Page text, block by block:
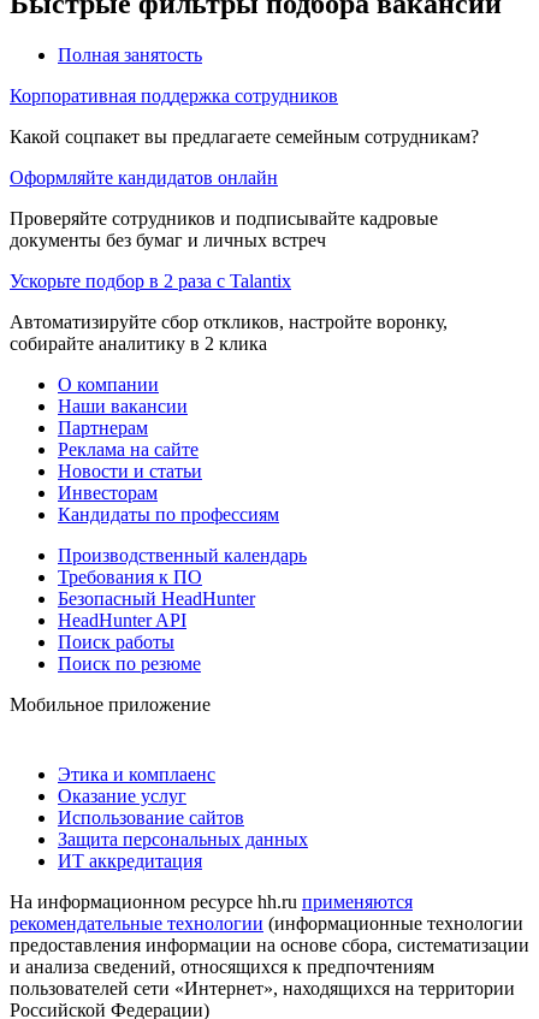
Полная занятость
Корпоративная поддержка сотрудников
Какой соцпакет вы предлагаете семейным сотрудникам?
Оформляйте кандидатов онлайн
Проверяйте сотрудников и подписывайте кадровые
документы без бумаг и личных встреч
Ускорьте подбор в 2 раза с Talantix
Автоматизируйте сбор откликов, настройте воронку,
собирайте аналитику в 2 клика
О компании
Наши вакансии
Партнерам
Реклама на сайте
Новости и статьи
Инвесторам
Кандидаты по профессиям
Производственный календарь
Требования к ПО
Безопасный HeadHunter
HeadHunter API
Поиск работы
Поиск по резюме
Мобильное приложение
Этика и комплаенс
Оказание услуг
Использование сайтов
Защита персональных данных
ИТ аккредитация
На информационном ресурсе hh.ru применяются
рекомендательные технологии (информационные технологии
предоставления информации на основе сбора, систематизации
и анализа сведений, относящихся к предпочтениям
пользователей сети «Интернет», находящихся на территории
Российской Федерации)